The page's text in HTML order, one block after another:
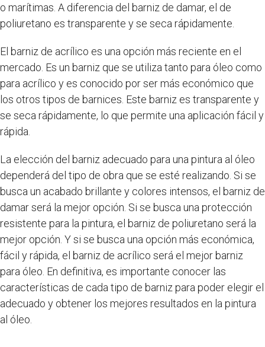
o marítimas. A diferencia del barniz de damar, el de
poliuretano es transparente y se seca rápidamente.
El barniz de acrílico es una opción más reciente en el
mercado. Es un barniz que se utiliza tanto para óleo como
para acrílico y es conocido por ser más económico que
los otros tipos de barnices. Este barniz es transparente y
se seca rápidamente, lo que permite una aplicación fácil y
rápida.
La elección del barniz adecuado para una pintura al óleo
dependerá del tipo de obra que se esté realizando. Si se
busca un acabado brillante y colores intensos, el barniz de
damar será la mejor opción. Si se busca una protección
resistente para la pintura, el barniz de poliuretano será la
mejor opción. Y si se busca una opción más económica,
fácil y rápida, el barniz de acrílico será el mejor barniz
para óleo. En definitiva, es importante conocer las
características de cada tipo de barniz para poder elegir el
adecuado y obtener los mejores resultados en la pintura
al óleo.